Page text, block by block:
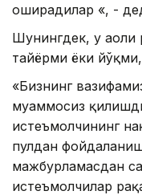
оширадилар «, -
Шунингдек, у аҳоли
тайёрми ёки
«Бизнинг
муаммосиз
истеъмолчининг
пулдан фойдаланиш
мажбурламасдан
истеъмолчилар